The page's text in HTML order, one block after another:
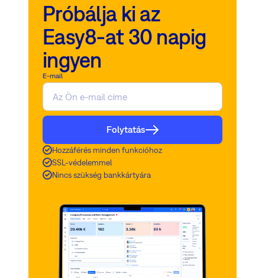
Próbálja ki az
Easy8-at 30 napig
ingyen
E-mail
Folytatás
Hozzáférés minden funkcióhoz
SSL-védelemmel
Nincs szükség bankkártyára